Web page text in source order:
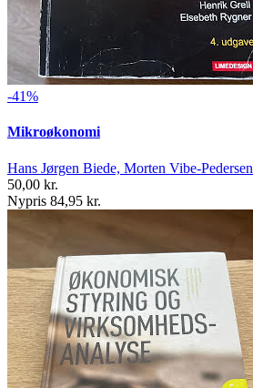
-41%
Mikroøkonomi
Hans Jørgen Biede, Morten Vibe-Pedersen
50,00 kr.
Nypris 84,95 kr.